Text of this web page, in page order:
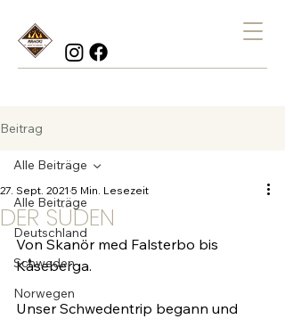
Beitrag
Alle Beiträge
Deutschland
Schweden
Norwegen
Alle Beiträge
DER SÜDEN
27. Sept. 2021 5 Min. Lesezeit
Von Skanör med Falsterbo bis
Kåseberga.
Unser Schwedentrip begann und